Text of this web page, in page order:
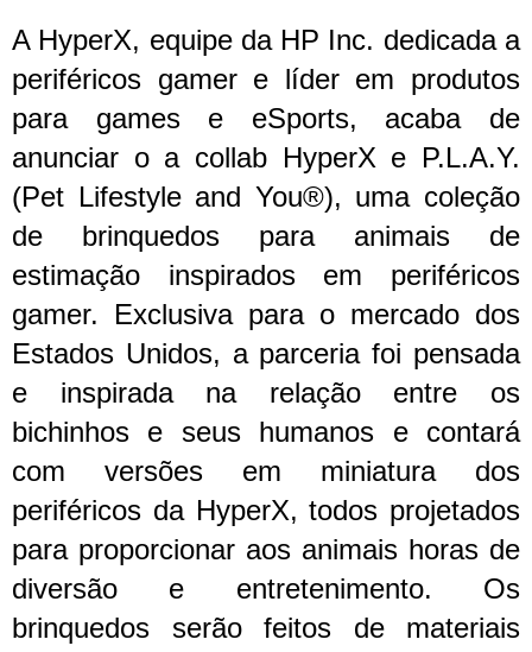
A HyperX, equipe da HP Inc. dedicada a
periféricos gamer e líder em produtos
para games e eSports, acaba de
anunciar o a collab HyperX e P.L.A.Y.
(Pet Lifestyle and You®), uma coleção
de brinquedos para animais de
estimação inspirados em periféricos
gamer. Exclusiva para o mercado dos
Estados Unidos, a parceria foi pensada
e inspirada na relação entre os
bichinhos e seus humanos e contará
com versões em miniatura dos
periféricos da HyperX, todos projetados
para proporcionar aos animais horas de
diversão e entretenimento. Os
brinquedos serão feitos de materiais